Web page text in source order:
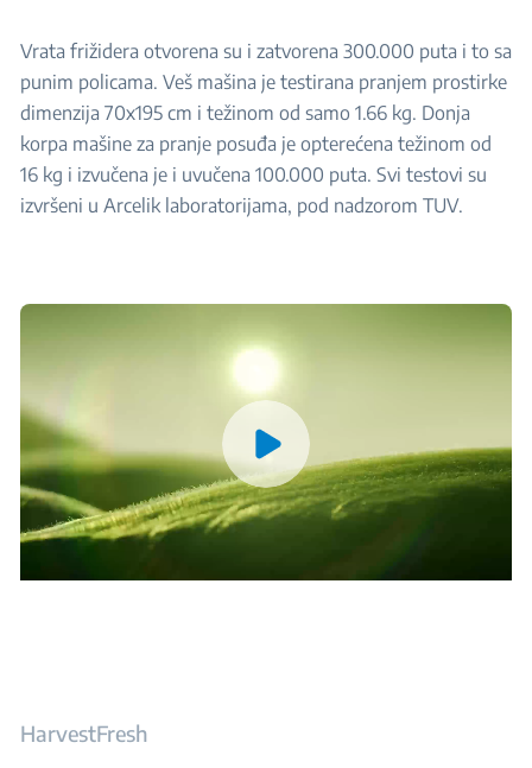
Vrata frižidera otvorena su i zatvorena 300.000 puta i to sa
punim policama. Veš mašina je testirana pranjem prostirke
dimenzija 70x195 cm i težinom od samo 1.66 kg. Donja
korpa mašine za pranje posuđa je opterećena težinom od
16 kg i izvučena je i uvučena 100.000 puta. Svi testovi su
izvršeni u Arcelik laboratorijama, pod nadzorom TUV.
HarvestFresh